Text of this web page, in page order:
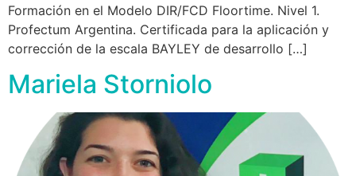
Formación en el Modelo DIR/FCD Floortime. Nivel 1.
Profectum Argentina. Certificada para la aplicación y
corrección de la escala BAYLEY de desarrollo […]
Mariela Storniolo